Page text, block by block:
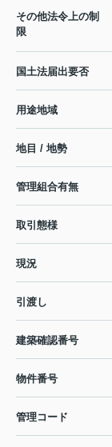
その他法令上の制
限
国土法届出要否
用途地域
地目 / 地勢
管理組合有無
取引態様
現況
引渡し
建築確認番号
物件番号
管理コード